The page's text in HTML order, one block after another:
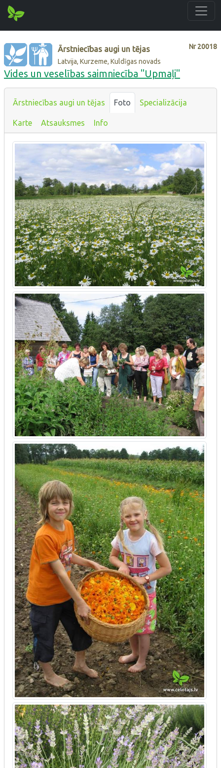
Nr20018
Ārstniecības augi un tējas
Latvija, Kurzeme, Kuldīgas novads
Vides un veselības saimniecība "Upmaļi"
Ārstniecības augi un tējas Foto Specializācija
Karte Atsauksmes Info